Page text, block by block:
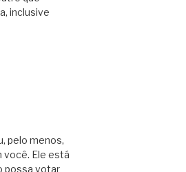
inclusive
pelo menos,
você. Ele está
possa votar